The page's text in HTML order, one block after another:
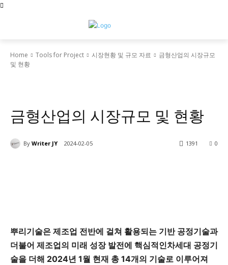
Home Tools for Project 시장현황 및 규모 자료
금형산업의 시장규모
및 현황
금형산업의 시장규모 및 현황
By Writer JY 2024-02-05 0
1391
뿌리기술은 제조업 전반에 걸쳐 활용되는 기반 공정기술과
더불어 제조업의 미래 성장 발전에 핵심적인차세대 공정기
술을 더해 2024년 1월 현재 총 14개의 기술로 이루어져